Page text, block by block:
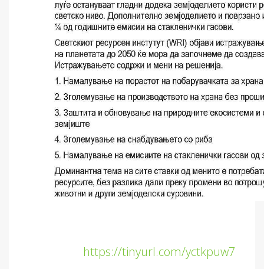
https://tinyurl.com/yctkpuw7